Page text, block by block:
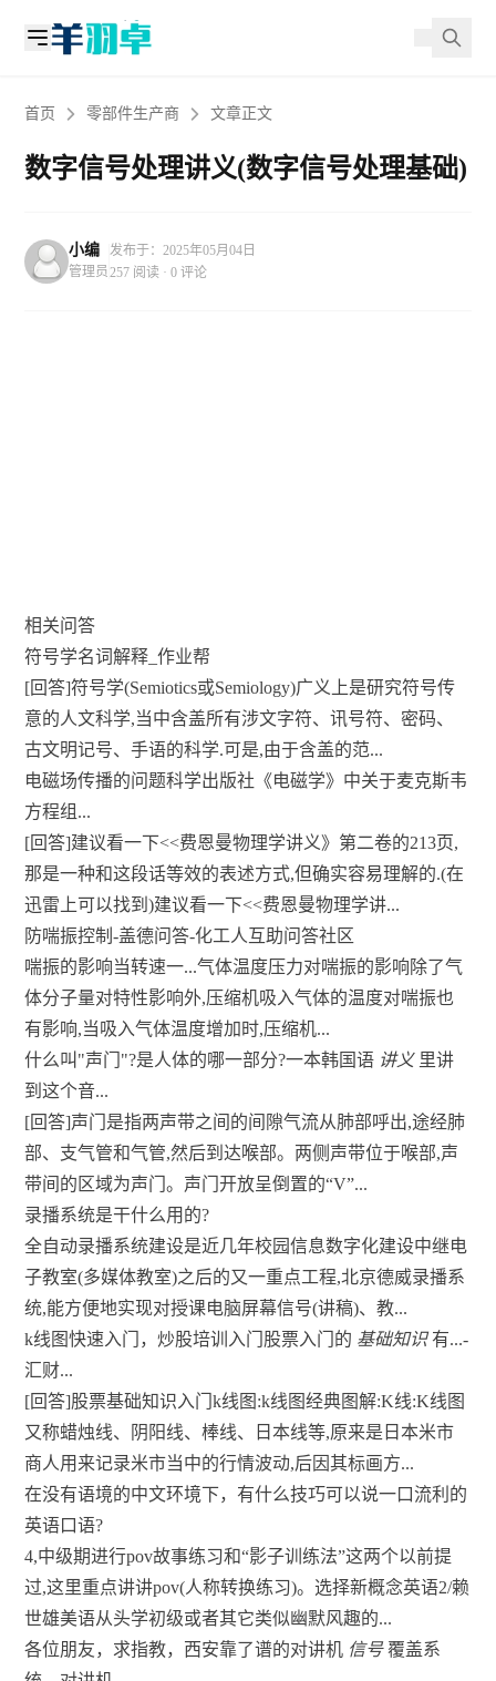
首页 零部件生产商 文章正文
数字信号处理讲义(数字信号处理基础)
小编
管理员
发布于：2025年05月04日
257 阅读 · 0 评论
相关问答
符号学名词解释_作业帮
[回答]符号学(Semiotics或Semiology)广义上是研究符号传
意的人文科学,当中含盖所有涉文字符、讯号符、密码、
古文明记号、手语的科学.可是,由于含盖的范...
电磁场传播的问题科学出版社《电磁学》中关于麦克斯韦
方程组...
[回答]建议看一下<<费恩曼物理学讲义》第二卷的213页,
那是一种和这段话等效的表述方式,但确实容易理解的.(在
迅雷上可以找到)建议看一下<<费恩曼物理学讲...
防喘振控制-盖德问答-化工人互助问答社区
喘振的影响当转速一...气体温度压力对喘振的影响除了气
体分子量对特性影响外,压缩机吸入气体的温度对喘振也
有影响,当吸入气体温度增加时,压缩机...
什么叫"声门"?是人体的哪一部分?一本韩国语 讲义 里讲
到这个音...
[回答]声门是指两声带之间的间隙气流从肺部呼出,途经肺
部、支气管和气管,然后到达喉部。两侧声带位于喉部,声
带间的区域为声门。声门开放呈倒置的“V”...
录播系统是干什么用的?
全自动录播系统建设是近几年校园信息数字化建设中继电
子教室(多媒体教室)之后的又一重点工程,北京德威录播系
统,能方便地实现对授课电脑屏幕信号(讲稿)、教...
k线图快速入门，炒股培训入门股票入门的 基础知识有...-
汇财...
[回答]股票基础知识入门k线图:k线图经典图解:K线:K线图
又称蜡烛线、阴阳线、棒线、日本线等,原来是日本米市
商人用来记录米市当中的行情波动,后因其标画方...
在没有语境的中文环境下，有什么技巧可以说一口流利的
英语口语?
4,中级期进行pov故事练习和“影子训练法”这两个以前提
过,这里重点讲讲pov(人称转换练习)。选择新概念英语2/赖
世雄美语从头学初级或者其它类似幽默风趣的...
各位朋友，求指教，西安靠了谱的对讲机 信号覆盖系